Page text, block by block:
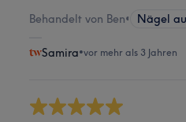
Behandelt von Ben• Nägel
Samira•vor mehr als 3 Jahren